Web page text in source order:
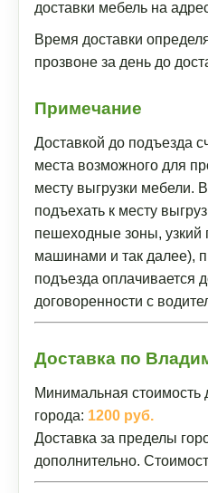
доставки мебель на
Время доставки
прозвоне за день до
Примечание
Доставкой до подъезда
места возможного для
месту выгрузки мебели.
подъехать к месту
пешеходные зоны, узкий
машинами и так далее),
подъезда оплачивается
договоренности с
Доставка по
Минимальная стоимость
города: 1200 руб.
Доставка за пределы
дополнительно.